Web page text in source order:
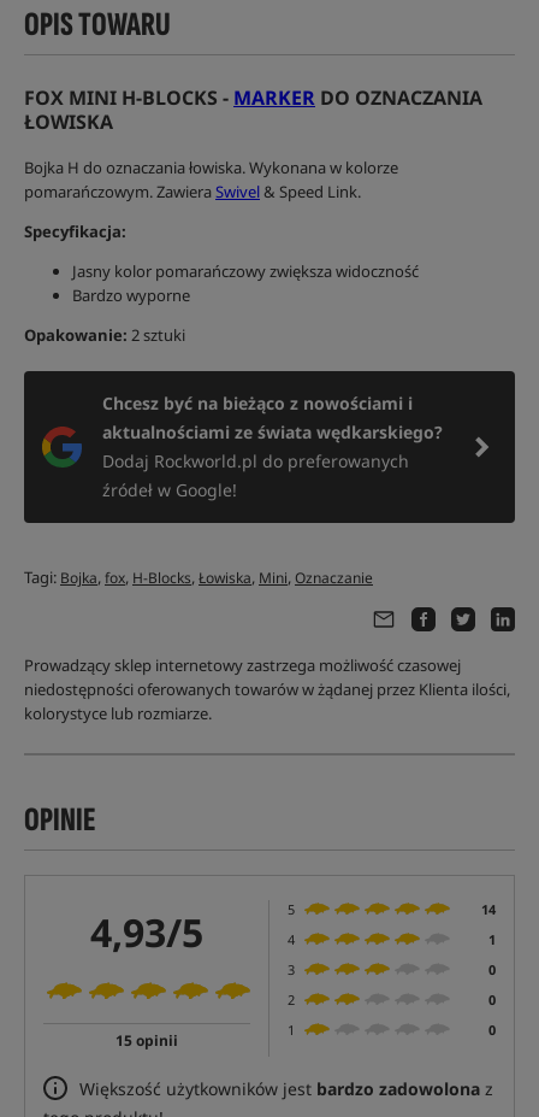
OPIS TOWARU
FOX MINI H-BLOCKS - MARKER DO OZNACZANIA
ŁOWISKA
Bojka H do oznaczania łowiska. Wykonana w kolorze
pomarańczowym. ZawieraSwivel& Speed Link.
Specyfikacja:
Jasny kolor pomarańczowy zwiększa widoczność
Bardzo wyporne
Opakowanie: 2 sztuki
Chcesz być na bieżąco z nowościami i
aktualnościami ze świata wędkarskiego?
Dodaj Rockworld.pl do preferowanych
źródeł w Google!
Tagi: Bojka,fox, H-Blocks,Łowiska, Mini,Oznaczanie
Prowadzący sklep internetowy zastrzega możliwość czasowej
niedostępności oferowanych towarów w żądanej przez Klienta ilości,
kolorystyce lub rozmiarze.
OPINIE
4,93/5
15 opinii
5
14
4
1
3
0
2
0
1
0
Większość użytkowników jest bardzo zadowolona z